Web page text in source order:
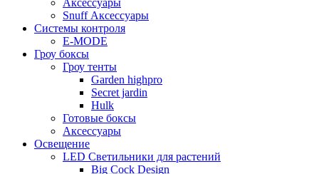
Аксессуары
Snuff Аксессуары
Системы контроля
E-MODE
Гроу боксы
Гроу тенты
Garden highpro
Secret jardin
Hulk
Готовые боксы
Аксессуары
Освещение
LED Светильники для растений
Big Cock Design